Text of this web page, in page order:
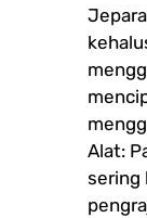
Alat:
sering